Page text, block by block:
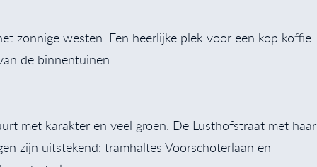
zonnige westen. Een heerlijke plek voor een kop koffie
de binnentuinen.
met karakter en veel groen. De Lusthofstraat met haar
zijn uitstekend: tramhaltes Voorschoterlaan en